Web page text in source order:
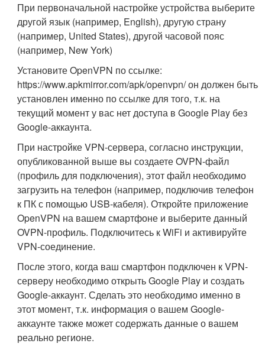
При первоначальной настройке устройства выберите
другой язык (например, English), другую страну
(например, United States), другой часовой пояс
(например, New York)
Установите OpenVPN по ссылке:
https://www.apkmirror.com/apk/openvpn/ он должен быть
установлен именно по ссылке для того, т.к. на
текущий момент у вас нет доступа в Google Play без
Google-аккаунта.
При настройке VPN-сервера, согласно инструкции,
опубликованной выше вы создаете OVPN-файл
(профиль для подключения), этот файл необходимо
загрузить на телефон (например, подключив телефон
к ПК с помощью USB-кабеля). Откройте приложение
OpenVPN на вашем смартфоне и выберите данный
OVPN-профиль. Подключитесь к WiFi и активируйте
VPN-соединение.
После этого, когда ваш смартфон подключен к VPN-
серверу необходимо открыть Google Play и создать
Google-аккаунт. Сделать это необходимо именно в
этот момент, т.к. информация о вашем Google-
аккаунте также может содержать данные о вашем
реально регионе.